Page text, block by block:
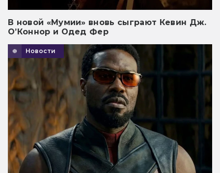
В новой «Мумии» вновь сыграют Кевин Дж.
О’Коннор и Одед Фер
Новости